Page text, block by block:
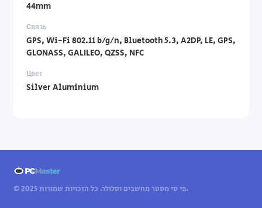
44mm
Связь
GPS, Wi-Fi 802.11 b/g/n, Bluetooth 5.3, A2DP, LE, GPS,
GLONASS, GALILEO, QZSS, NFC
Цвет
Silver Aluminium
© 2025 פי סי מסטר מחשבים וסלולר. כל הזכויות שמורות.